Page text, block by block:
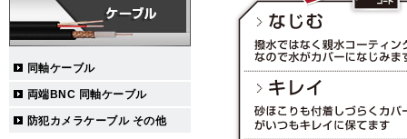
同軸ケーブル
両端BNC 同軸ケーブル
防犯カメラケーブル その他